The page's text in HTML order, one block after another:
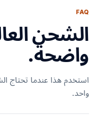
FAQ
الشحن
واضحة.
استخدم هذا عندما تحتاج
واحد.